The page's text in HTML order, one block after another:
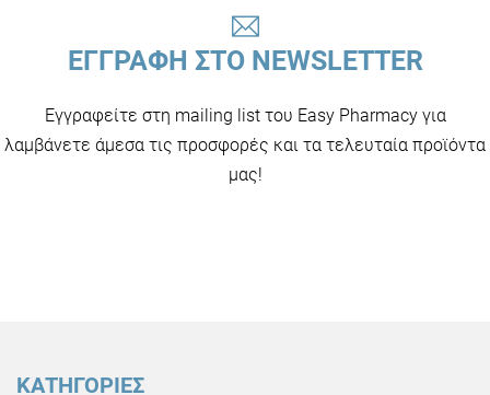
ΕΓΓΡΑΦΗ ΣΤΟ NEWSLETTER
Εγγραφείτε στη mailing list του Easy Pharmacy για
λαμβάνετε άμεσα τις προσφορές και τα τελευταία προϊόντα
μας!
ΚΑΤΗΓΟΡΙΕΣ